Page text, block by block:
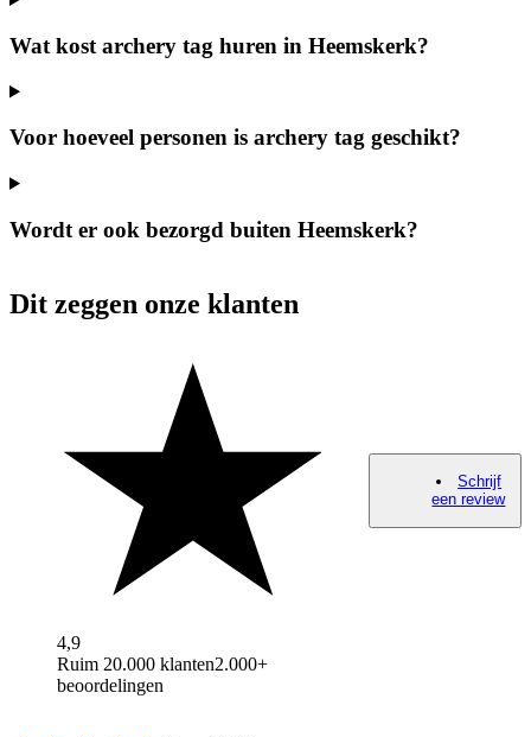
Wat kost archery tag huren in Heemskerk?
Voor hoeveel personen is archery tag geschikt?
Wordt er ook bezorgd buiten Heemskerk?
Dit zeggen onze klanten
4,9
Ruim 20.000 klanten2.000+
beoordelingen
Schrijf
een review